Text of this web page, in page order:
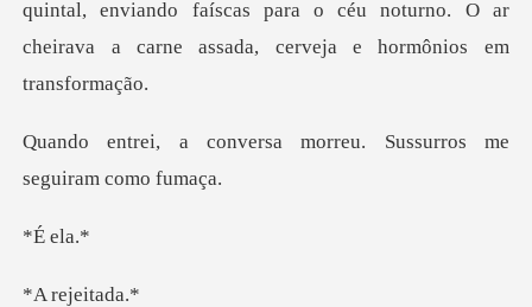
intal, enviando faíscas para o céu noturno. O ar
cheira
rsa morreu. Sussurros
e
ejei